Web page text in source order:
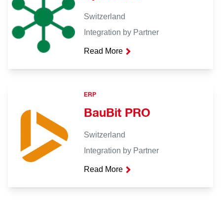
Switzerland
Integration by Partner
Read More
ERP
BauBit PRO
Switzerland
Integration by Partner
Read More